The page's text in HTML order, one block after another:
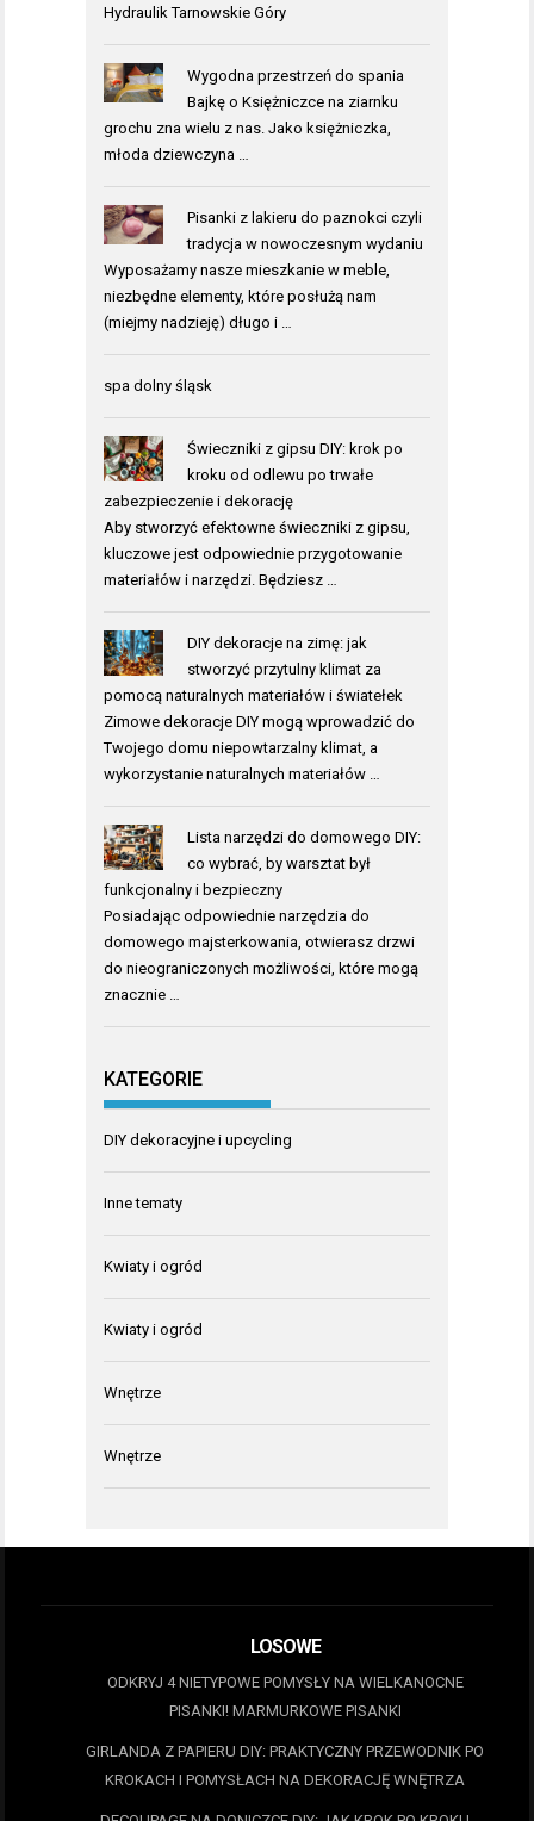
Hydraulik Tarnowskie Góry
Wygodna przestrzeń do spania
Bajkę o Księżniczce na ziarnku
grochu zna wielu z nas. Jako księżniczka,
młoda dziewczyna …
Pisanki z lakieru do paznokci czyli
tradycja w nowoczesnym wydaniu
Wyposażamy nasze mieszkanie w meble,
niezbędne elementy, które posłużą nam
(miejmy nadzieję) długo i …
spa dolny śląsk
Świeczniki z gipsu DIY: krok po
kroku od odlewu po trwałe
zabezpieczenie i dekorację
Aby stworzyć efektowne świeczniki z gipsu,
kluczowe jest odpowiednie przygotowanie
materiałów i narzędzi. Będziesz …
DIY dekoracje na zimę: jak
stworzyć przytulny klimat za
pomocą naturalnych materiałów i światełek
Zimowe dekoracje DIY mogą wprowadzić do
Twojego domu niepowtarzalny klimat, a
wykorzystanie naturalnych materiałów …
Lista narzędzi do domowego DIY:
co wybrać, by warsztat był
funkcjonalny i bezpieczny
Posiadając odpowiednie narzędzia do
domowego majsterkowania, otwierasz drzwi
do nieograniczonych możliwości, które mogą
znacznie …
KATEGORIE
DIY dekoracyjne i upcycling
Inne tematy
Kwiaty i ogród
Kwiaty i ogród
Wnętrze
Wnętrze
LOSOWE
ODKRYJ 4 NIETYPOWE POMYSŁY NA WIELKANOCNE
PISANKI! MARMURKOWE PISANKI
GIRLANDA Z PAPIERU DIY: PRAKTYCZNY PRZEWODNIK PO
KROKACH I POMYSŁACH NA DEKORACJĘ WNĘTRZA